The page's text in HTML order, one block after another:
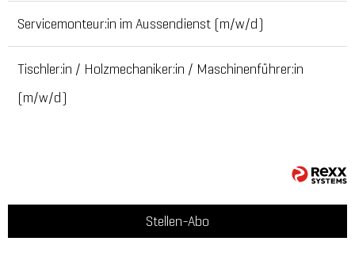
Servicemonteur:in im Aussendienst (m/w/d)
Tischler:in / Holzmechaniker:in / Maschinenführer:in
(m/w/d)
Stellen-Abo